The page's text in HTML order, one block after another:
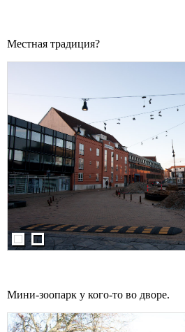
Местная традиция?
Мини-зоопарк у кого-то во дворе.